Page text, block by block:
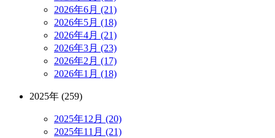
2026年6月 (21)
2026年5月 (18)
2026年4月 (21)
2026年3月 (23)
2026年2月 (17)
2026年1月 (18)
2025年 (259)
2025年12月 (20)
2025年11月 (21)